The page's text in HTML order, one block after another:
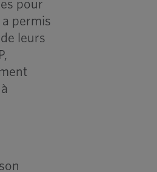
pour
permis
leurs